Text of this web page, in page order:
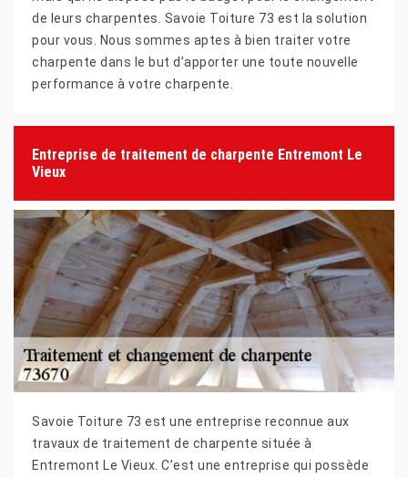
de leurs charpentes. Savoie Toiture 73 est la solution
pour vous. Nous sommes aptes à bien traiter votre
charpente dans le but d’apporter une toute nouvelle
performance à votre charpente.
Entreprise de traitement de charpente Entremont Le
Vieux
Savoie Toiture 73 est une entreprise reconnue aux
travaux de traitement de charpente située à
Entremont Le Vieux. C’est une entreprise qui possède